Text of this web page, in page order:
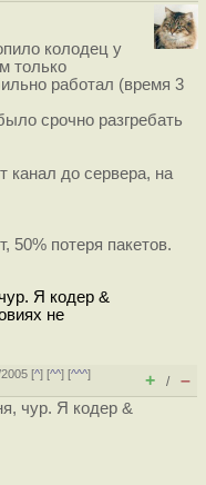
колодец у
только
работал (время 3
срочно разгребать
канал до сервера, на
50% потеря пакетов.
Я кодер &
не
[^] [^^] [^^^]
+ / –
чур. Я кодер &